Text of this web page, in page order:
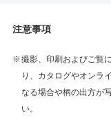
注意事項
撮影、印刷およびご覧
り、カタログやオンラ
なる場合や柄の出方が
い。